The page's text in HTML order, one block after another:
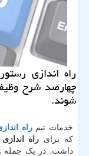
راه اندازی
چهارصد شرح
شوند.
خدمات تیمراه
که برای راه
داشت. در یک جمله